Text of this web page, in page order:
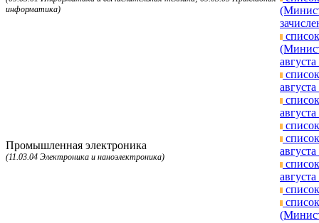
информатика)
Промышленная электроника
(11.03.04 Электроника и наноэлектроника)